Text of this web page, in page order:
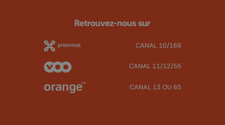
Retrouvez-nous sur
CANAL 10/166
CANAL 11/12/55
CANAL 13 OU 65